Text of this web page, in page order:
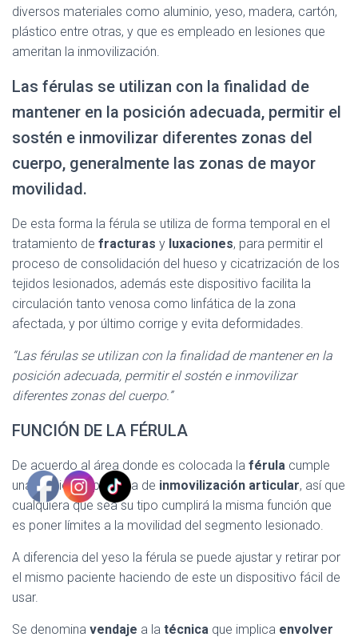
A
diversos materiales como aluminio, yeso, madera, cartón,
plástico entre otras, y que es empleado en lesiones que
ameritan la inmovilización.
Las férulas se utilizan con la finalidad de
mantener en la posición adecuada, permitir el
sostén e inmovilizar diferentes zonas del
cuerpo, generalmente las zonas de mayor
movilidad.
De esta forma la férula se utiliza de forma temporal en el
tratamiento de fracturas y luxaciones, para permitir el
proceso de consolidación del hueso y cicatrización de los
tejidos lesionados, además este dispositivo facilita la
circulación tanto venosa como linfática de la zona
afectada, y por último corrige y evita deformidades.
“Las férulas se utilizan con la finalidad de mantener en la
posición adecuada, permitir el sostén e inmovilizar
diferentes zonas del cuerpo.”
FUNCIÓN DE LA FÉRULA
De acuerdo al área donde es colocada la férula cumple
una función específica de inmovilización articular, así que
cualquiera que sea su tipo cumplirá la misma función que
es poner límites a la movilidad del segmento lesionado.
A diferencia del yeso la férula se puede ajustar y retirar por
el mismo paciente haciendo de este un dispositivo fácil de
usar.
Se denomina vendaje a la técnica que implica envolver